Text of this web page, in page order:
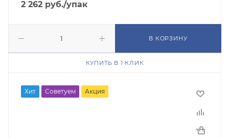
2 262 руб./упак
В КОРЗИНУ
КУПИТЬ В 1 КЛИК
Хит Советуем Акция